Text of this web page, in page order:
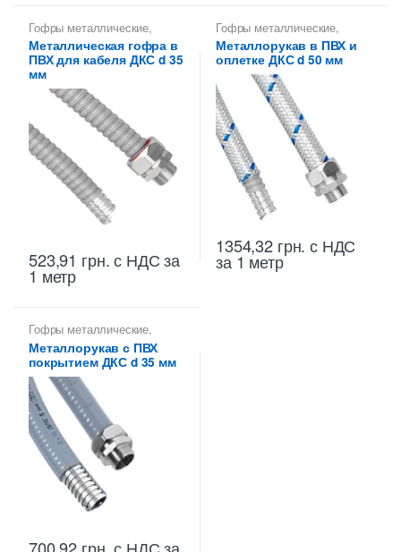
Гофры металлические,
Металлорукава 35 мм,
Металлорукава для защиты
кабеля,Металлорукава
оцинкованные
Металлическая гофра в
ПВХ для кабеля ДКС d 35
мм
523,91 грн.с НДС за
1 метр
Гофры металлические,
Металлорукава 50 мм,
Металлорукава для защиты
кабеля,Металлорукава
оцинкованные
Металлорукав в ПВХ и
оплетке ДКС d 50 мм
1354,32 грн. с НДС
за 1 метр
Гофры металлические,
Металлорукава 35 мм,
Металлорукава для защиты
кабеля,Металлорукава
оцинкованные
Металлорукав с ПВХ
покрытием ДКС d 35 мм